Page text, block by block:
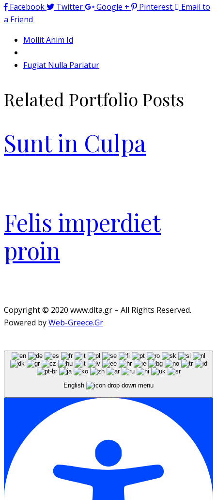
Facebook
Twitter Google + Pinterest
Email to
a Friend
Mollit Anim Id
Fugiat Nulla Pariatur
Related Portfolio Posts
Sunt in Culpa
Felis imperdiet
proin
Copyright © 2020 www.dlta.gr – All Rights Reserved.
Powered byWeb-Greece.Gr
English